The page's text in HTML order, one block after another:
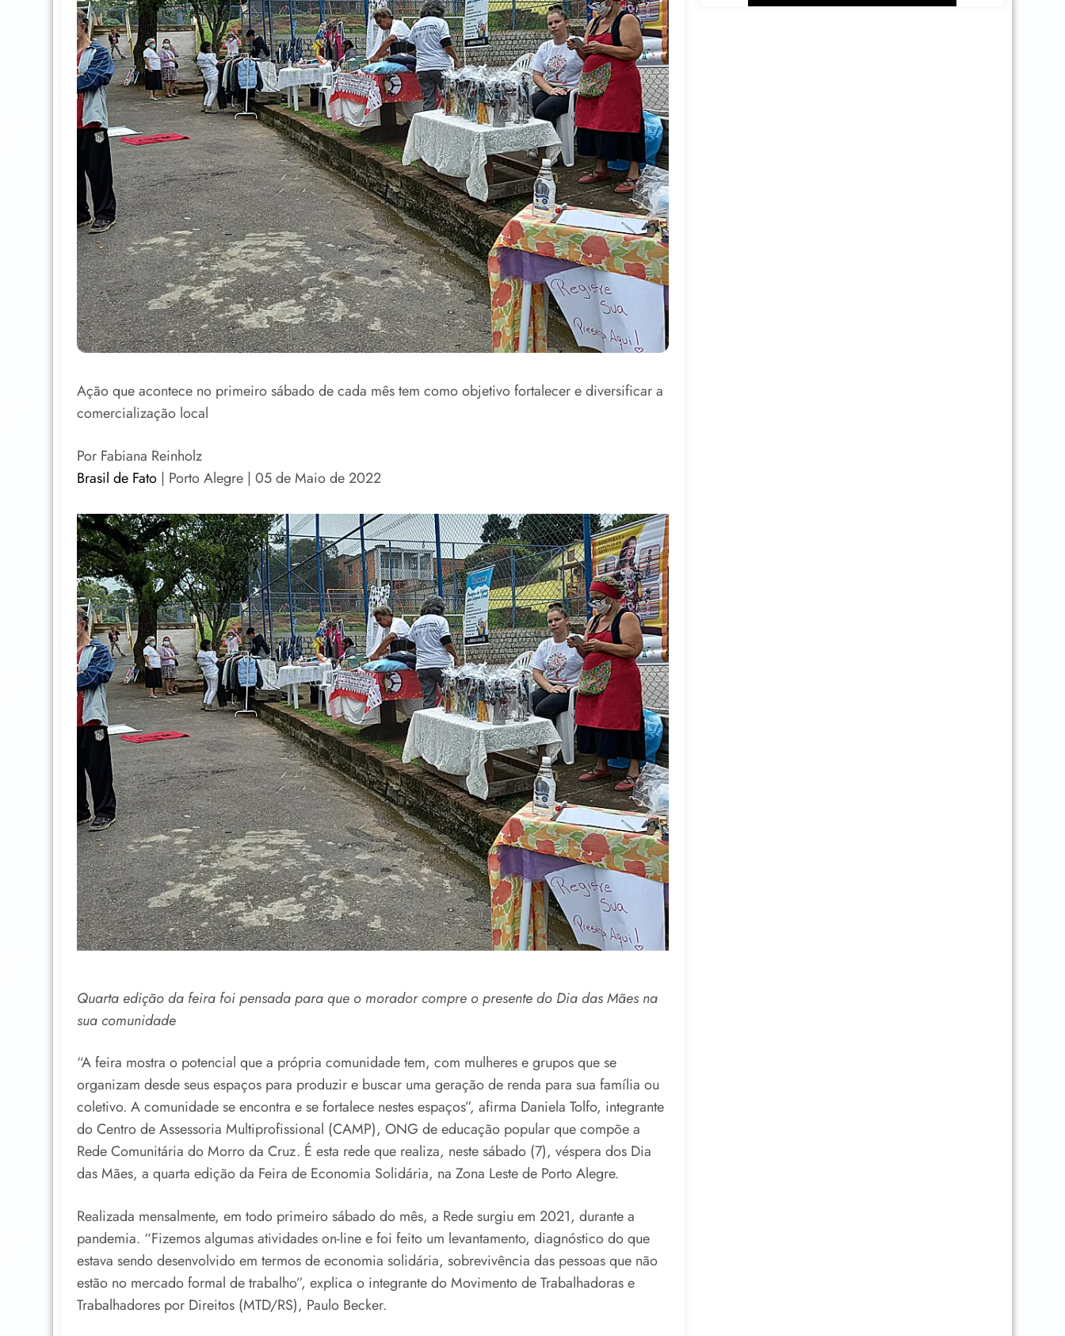
Ação que acontece no primeiro sábado de cada mês tem como objetivo fortalecer e diversificar a
comercialização local
Por Fabiana Reinholz
Brasil de Fato | Porto Alegre | 05 de Maio de 2022
Quarta edição da feira foi pensada para que o morador compre o presente do Dia das Mães na
sua comunidade
“A feira mostra o potencial que a própria comunidade tem, com mulheres e grupos que se
organizam desde seus espaços para produzir e buscar uma geração de renda para sua família ou
coletivo. A comunidade se encontra e se fortalece nestes espaços”, afirma Daniela Tolfo, integrante
do Centro de Assessoria Multiprofissional (CAMP), ONG de educação popular que compõe a
Rede Comunitária do Morro da Cruz. É esta rede que realiza, neste sábado (7), véspera dos Dia
das Mães, a quarta edição da Feira de Economia Solidária, na Zona Leste de Porto Alegre.
Realizada mensalmente, em todo primeiro sábado do mês, a Rede surgiu em 2021, durante a
pandemia. “Fizemos algumas atividades on-line e foi feito um levantamento, diagnóstico do que
estava sendo desenvolvido em termos de economia solidária, sobrevivência das pessoas que não
estão no mercado formal de trabalho”, explica o integrante do Movimento de Trabalhadoras e
Trabalhadores por Direitos (MTD/RS), Paulo Becker.